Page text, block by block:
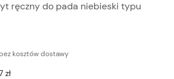
ręczny do pada niebieski typu
bez kosztów dostawy
zł